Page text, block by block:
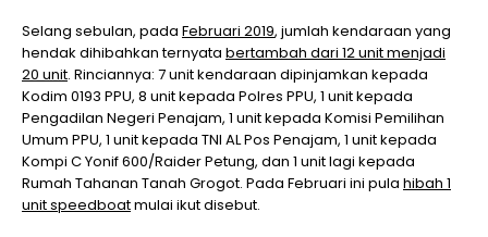
Selang sebulan, pada Februari 2019, jumlah kendaraan yang
hendak dihibahkan ternyata bertambah dari 12 unit menjadi
20 unit. Rinciannya: 7 unit kendaraan dipinjamkan kepada
Kodim 0193 PPU, 8 unit kepada Polres PPU, 1 unit kepada
Pengadilan Negeri Penajam, 1 unit kepada Komisi Pemilihan
Umum PPU, 1 unit kepada TNI AL Pos Penajam, 1 unit kepada
Kompi C Yonif 600/Raider Petung, dan 1 unit lagi kepada
Rumah Tahanan Tanah Grogot. Pada Februari ini pula hibah 1
unit speedboatmulai ikut disebut.